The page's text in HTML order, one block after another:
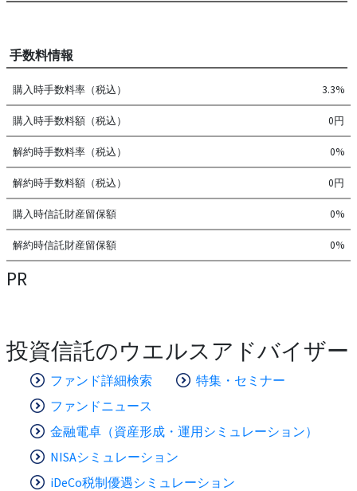
手数料情報
購入時手数料率（税込） 3.3%
購入時手数料額（税込） 0円
解約時手数料率（税込） 0%
解約時手数料額（税込） 0円
購入時信託財産留保額 0%
解約時信託財産留保額 0%
PR
投資信託のウエルスアドバイザー
ファンド詳細検索
特集・セミナー
ファンドニュース
金融電卓（資産形成・運用シミュレーション）
NISAシミュレーション
iDeCo税制優遇シミュレーション